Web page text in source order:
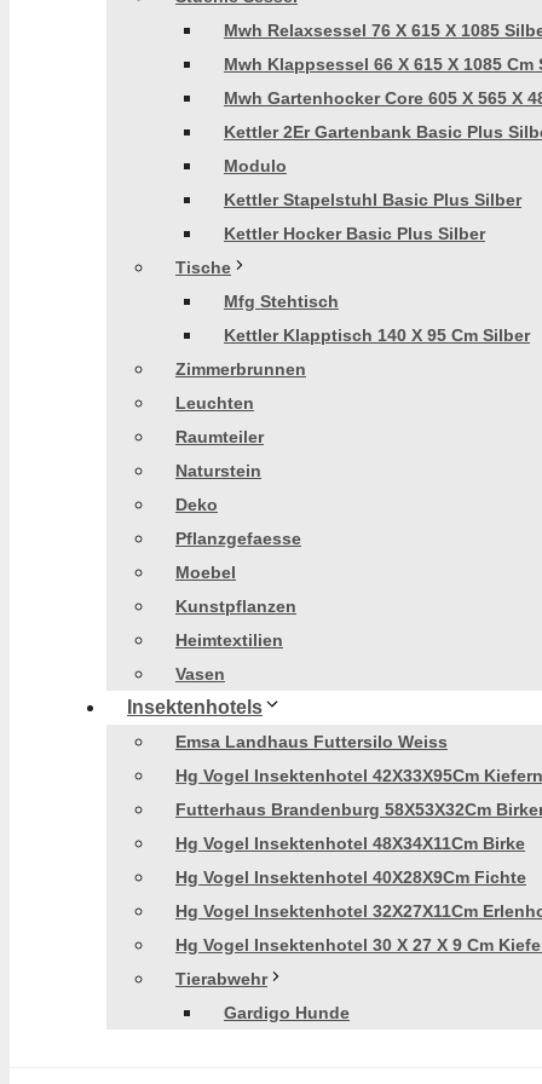
Mwh Relaxsessel 76 X 615 X 1085
Mwh Klappsessel 66 X 615 X 1085 Cm
Mwh Gartenhocker Core 605 X 565 X
Kettler 2Er Gartenbank Basic Plus
Modulo
Kettler Stapelstuhl Basic Plus Silber
Kettler Hocker Basic Plus Silber
Tische
Mfg Stehtisch
Kettler Klapptisch 140 X 95 Cm Silber
Zimmerbrunnen
Leuchten
Raumteiler
Naturstein
Deko
Pflanzgefaesse
Moebel
Kunstpflanzen
Heimtextilien
Vasen
Insektenhotels
Emsa Landhaus Futtersilo Weiss
Hg Vogel Insektenhotel 42X33X95Cm
Futterhaus Brandenburg 58X53X32Cm
Hg Vogel Insektenhotel 48X34X11Cm Birke
Hg Vogel Insektenhotel 40X28X9Cm Fichte
Hg Vogel Insektenhotel 32X27X11Cm
Hg Vogel Insektenhotel 30 X 27 X 9 Cm
Tierabwehr
Gardigo Hunde